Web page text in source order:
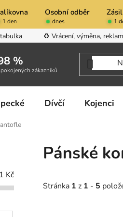
Osobní odběr
1 den dnes 1
♻️ Vrácení, výměna,
%
zákazníků
Dívčí Kojenci
Kč
Pánské
Stránka 1 z 1 - 5